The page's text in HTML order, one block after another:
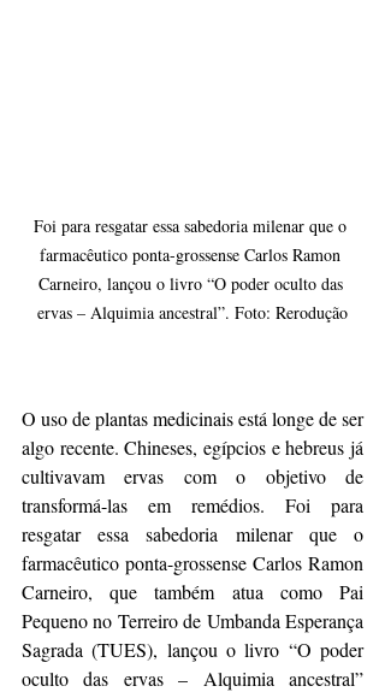
Foi para resgatar essa sabedoria milenar que o
farmacêutico ponta-grossense Carlos Ramon
Carneiro, lançou o livro “O poder oculto das
ervas – Alquimia ancestral”. Foto: Rerodução
O uso de plantas medicinais está longe de ser
algo recente. Chineses, egípcios e hebreus já
cultivavam ervas com o objetivo de
transformá-las em remédios. Foi para
resgatar essa sabedoria milenar que o
farmacêutico ponta-grossense Carlos Ramon
Carneiro, que também atua como Pai
Pequeno no Terreiro de Umbanda Esperança
Sagrada (TUES), lançou o livro “O poder
oculto das ervas – Alquimia ancestral”